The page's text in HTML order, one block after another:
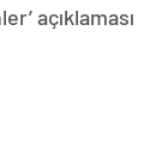
açıklaması